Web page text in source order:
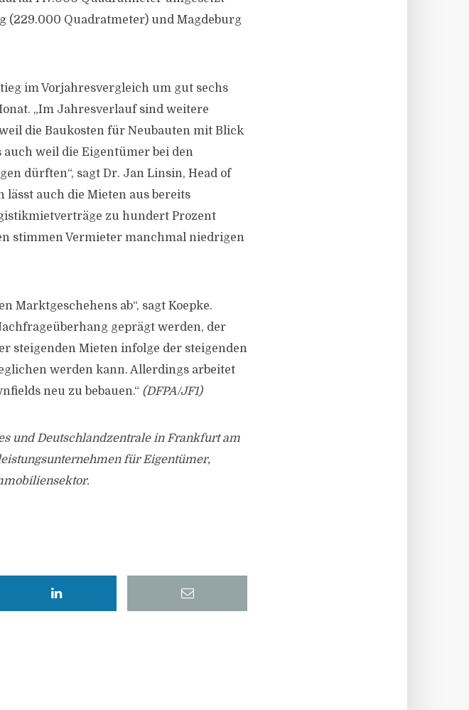
(229.000 Quadratmeter) und Magdeburg
im Vorjahresvergleich um gut sechs
„Im Jahresverlauf sind weitere
die Baukosten für Neubauten mit Blick
weil die Eigentümer bei den
dürften“, sagt Dr. Jan Linsin, Head of
lässt auch die Mieten aus bereits
zu hundert Prozent
stimmen Vermieter manchmal niedrigen
Marktgeschehens ab“, sagt Koepke.
geprägt werden, der
steigenden Mieten infolge der steigenden
werden kann. Allerdings arbeitet
neu zu bebauen.“ (DFPA/JF1)
und Deutschlandzentrale in Frankfurt am
für Eigentümer,